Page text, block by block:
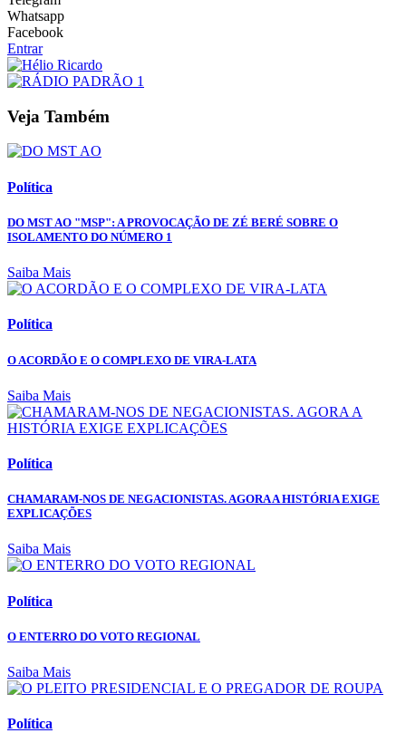
Whatsapp
Facebook
Entrar
Veja Também
Política
DO MST AO "MSP": A PROVOCAÇÃO DE ZÉ BERÉ SOBRE O
ISOLAMENTO DO NÚMERO 1
Saiba Mais
Política
O ACORDÃO E O COMPLEXO DE VIRA-LATA
Saiba Mais
Política
CHAMARAM-NOS DE NEGACIONISTAS. AGORA A HISTÓRIA EXIGE
EXPLICAÇÕES
Saiba Mais
Política
O ENTERRO DO VOTO REGIONAL
Saiba Mais
Política